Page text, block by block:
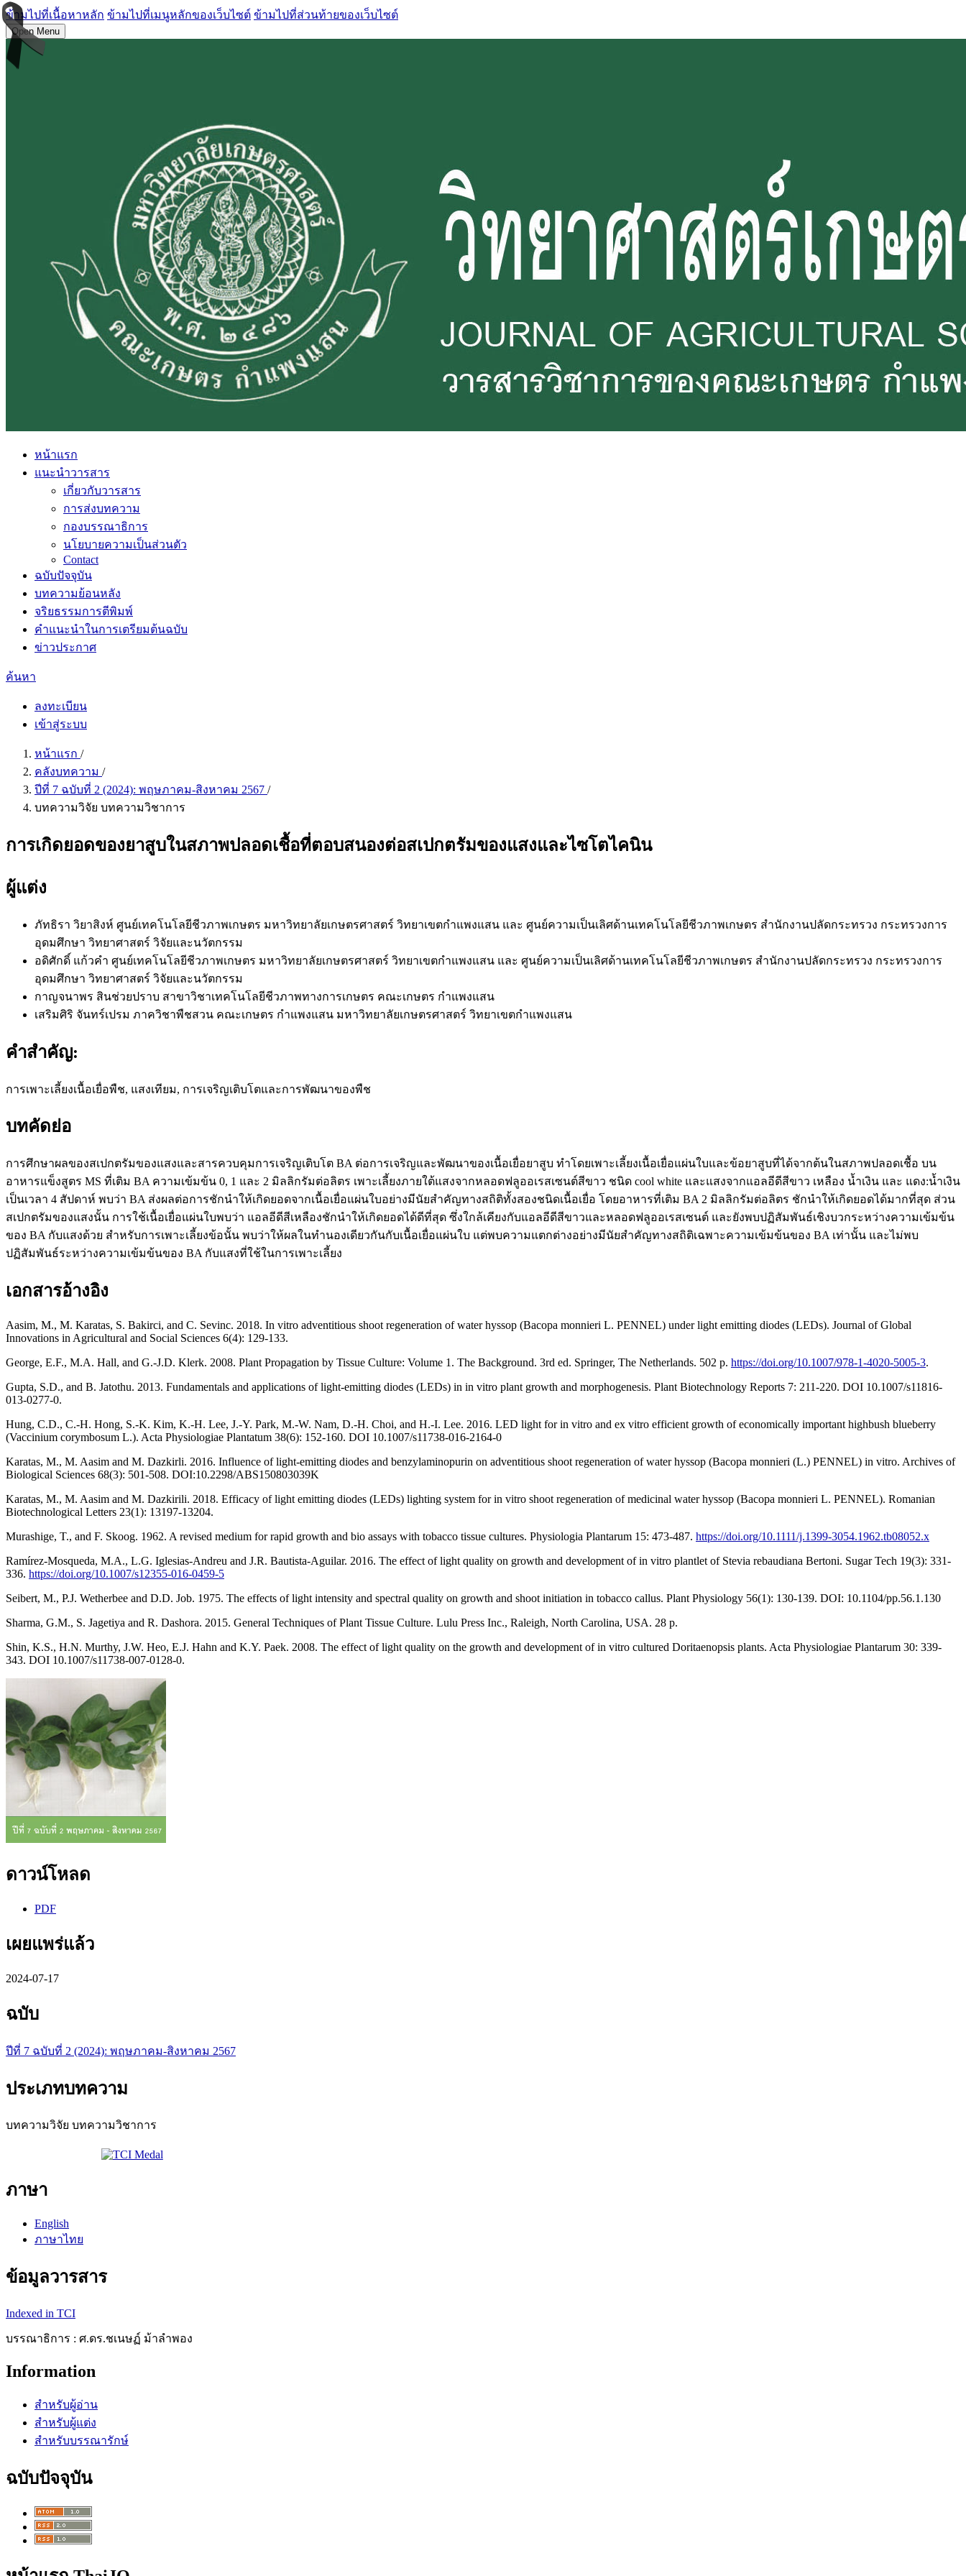
ข้ามไปที่เนื้อหาหลัก ข้ามไปที่เมนูหลักของเว็บไซต์ ข้ามไปที่ส่วนท้ายของเว็บไซต์
Open Menu
หน้าแรก
แนะนำวารสาร
เกี่ยวกับวารสาร
การส่งบทความ
กองบรรณาธิการ
นโยบายความเป็นส่วนตัว
Contact
ฉบับปัจจุบัน
บทความย้อนหลัง
จริยธรรมการตีพิมพ์
คำแนะนำในการเตรียมต้นฉบับ
ข่าวประกาศ
ค้นหา
ลงทะเบียน
เข้าสู่ระบบ
หน้าแรก /
คลังบทความ /
ปีที่ 7 ฉบับที่ 2 (2024): พฤษภาคม-สิงหาคม 2567 /
บทความวิจัย บทความวิชาการ
การเกิดยอดของยาสูบในสภาพปลอดเชื้อที่ตอบสนองต่อสเปกตรัมของแสงและไซโตไคนิน
ผู้แต่ง
ภัทธิรา วิยาสิงห์ ศูนย์เทคโนโลยีชีวภาพเกษตร มหาวิทยาลัยเกษตรศาสตร์ วิทยาเขตกำแพงแสน และ ศูนย์ความเป็นเลิศด้านเทคโนโลยีชีวภาพเกษตร สำนักงานปลัดกระทรวง กระทรวงการ
อุดมศึกษา วิทยาศาสตร์ วิจัยและนวัตกรรม
อดิศักดิ์ แก้วคำ ศูนย์เทคโนโลยีชีวภาพเกษตร มหาวิทยาลัยเกษตรศาสตร์ วิทยาเขตกำแพงแสน และ ศูนย์ความเป็นเลิศด้านเทคโนโลยีชีวภาพเกษตร สำนักงานปลัดกระทรวง กระทรวงการ
อุดมศึกษา วิทยาศาสตร์ วิจัยและนวัตกรรม
กาญจนาพร สินช่วยปราบ สาขาวิชาเทคโนโลยีชีวภาพทางการเกษตร คณะเกษตร กำแพงแสน
เสริมศิริ จันทร์เปรม ภาควิชาพืชสวน คณะเกษตร กำแพงแสน มหาวิทยาลัยเกษตรศาสตร์ วิทยาเขตกำแพงแสน
คำสำคัญ:
การเพาะเลี้ยงเนื้อเยื่อพืช, แสงเทียม, การเจริญเติบโตและการพัฒนาของพืช
บทคัดย่อ
การศึกษาผลของสเปกตรัมของแสงและสารควบคุมการเจริญเติบโต BA ต่อการเจริญและพัฒนาของเนื้อเยื่อยาสูบ ทำโดยเพาะเลี้ยงเนื้อเยื่อแผ่นใบและข้อยาสูบที่ได้จากต้นในสภาพปลอดเชื้อ บน
อาหารแข็งสูตร MS ที่เติม BA ความเข้มข้น 0, 1 และ 2 มิลลิกรัมต่อลิตร เพาะเลี้ยงภายใต้แสงจากหลอดฟลูออเรสเซนต์สีขาว ชนิด cool white และแสงจากแอลอีดีสีขาว เหลือง น้ำเงิน และ แดง:น้ำเงิน
เป็นเวลา 4 สัปดาห์ พบว่า BA ส่งผลต่อการชักนำให้เกิดยอดจากเนื้อเยื่อแผ่นใบอย่างมีนัยสำคัญทางสถิติทั้งสองชนิดเนื้อเยื่อ โดยอาหารที่เติม BA 2 มิลลิกรัมต่อลิตร ชักนำให้เกิดยอดได้มากที่สุด ส่วน
สเปกตรัมของแสงนั้น การใช้เนื้อเยื่อแผ่นใบพบว่า แอลอีดีสีเหลืองชักนำให้เกิดยอดได้ดีที่สุด ซึ่งใกล้เคียงกับแอลอีดีสีขาวและหลอดฟลูออเรสเซนต์ และยังพบปฏิสัมพันธ์เชิงบวกระหว่างความเข้มข้น
ของ BA กับแสงด้วย สำหรับการเพาะเลี้ยงข้อนั้น พบว่าให้ผลในทำนองเดียวกันกับเนื้อเยื่อแผ่นใบ แต่พบความแตกต่างอย่างมีนัยสำคัญทางสถิติเฉพาะความเข้มข้นของ BA เท่านั้น และไม่พบ
ปฏิสัมพันธ์ระหว่างความเข้มข้นของ BA กับแสงที่ใช้ในการเพาะเลี้ยง
เอกสารอ้างอิง
Aasim, M., M. Karatas, S. Bakirci, and C. Sevinc. 2018. In vitro adventitious shoot regeneration of water hyssop (Bacopa monnieri L. PENNEL) under light emitting diodes (LEDs). Journal of Global
Innovations in Agricultural and Social Sciences 6(4): 129-133.
George, E.F., M.A. Hall, and G.-J.D. Klerk. 2008. Plant Propagation by Tissue Culture: Volume 1. The Background. 3rd ed. Springer, The Netherlands. 502 p. https://doi.org/10.1007/978-1-4020-5005-3.
Gupta, S.D., and B. Jatothu. 2013. Fundamentals and applications of light-emitting diodes (LEDs) in in vitro plant growth and morphogenesis. Plant Biotechnology Reports 7: 211-220. DOI 10.1007/s11816-
013-0277-0.
Hung, C.D., C.-H. Hong, S.-K. Kim, K.-H. Lee, J.-Y. Park, M.-W. Nam, D.-H. Choi, and H.-I. Lee. 2016. LED light for in vitro and ex vitro efficient growth of economically important highbush blueberry
(Vaccinium corymbosum L.). Acta Physiologiae Plantatum 38(6): 152-160. DOI 10.1007/s11738-016-2164-0
Karatas, M., M. Aasim and M. Dazkirli. 2016. Influence of light-emitting diodes and benzylaminopurin on adventitious shoot regeneration of water hyssop (Bacopa monnieri (L.) PENNEL) in vitro. Archives of
Biological Sciences 68(3): 501-508. DOI:10.2298/ABS150803039K
Karatas, M., M. Aasim and M. Dazkirili. 2018. Efficacy of light emitting diodes (LEDs) lighting system for in vitro shoot regeneration of medicinal water hyssop (Bacopa monnieri L. PENNEL). Romanian
Biotechnological Letters 23(1): 13197-13204.
Murashige, T., and F. Skoog. 1962. A revised medium for rapid growth and bio assays with tobacco tissue cultures. Physiologia Plantarum 15: 473-487. https://doi.org/10.1111/j.1399-3054.1962.tb08052.x
Ramírez-Mosqueda, M.A., L.G. Iglesias-Andreu and J.R. Bautista-Aguilar. 2016. The effect of light quality on growth and development of in vitro plantlet of Stevia rebaudiana Bertoni. Sugar Tech 19(3): 331-
336. https://doi.org/10.1007/s12355-016-0459-5
Seibert, M., P.J. Wetherbee and D.D. Job. 1975. The effects of light intensity and spectral quality on growth and shoot initiation in tobacco callus. Plant Physiology 56(1): 130-139. DOI: 10.1104/pp.56.1.130
Sharma, G.M., S. Jagetiya and R. Dashora. 2015. General Techniques of Plant Tissue Culture. Lulu Press Inc., Raleigh, North Carolina, USA. 28 p.
Shin, K.S., H.N. Murthy, J.W. Heo, E.J. Hahn and K.Y. Paek. 2008. The effect of light quality on the growth and development of in vitro cultured Doritaenopsis plants. Acta Physiologiae Plantarum 30: 339-
343. DOI 10.1007/s11738-007-0128-0.
ดาวน์โหลด
PDF
เผยแพร่แล้ว
2024-07-17
ฉบับ
ปีที่ 7 ฉบับที่ 2 (2024): พฤษภาคม-สิงหาคม 2567
ประเภทบทความ
บทความวิจัย บทความวิชาการ
ภาษา
English
ภาษาไทย
ข้อมูลวารสาร
Indexed in TCI
บรรณาธิการ : ศ.ดร.ชเนษฏ์ ม้าลำพอง
Information
สำหรับผู้อ่าน
สำหรับผู้แต่ง
สำหรับบรรณารักษ์
ฉบับปัจจุบัน